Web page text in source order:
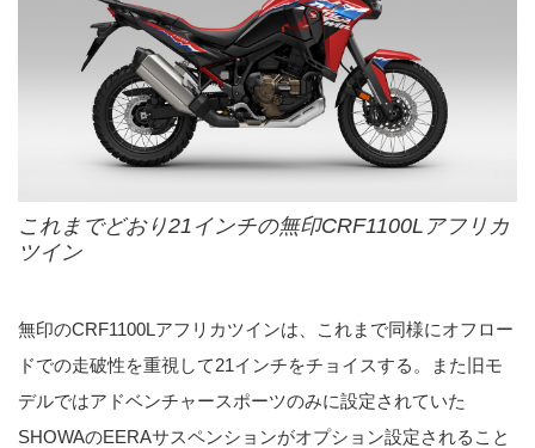
これまでどおり21インチの無印CRF1100Lアフリカ
ツイン
無印のCRF1100Lアフリカツインは、これまで同様にオフロー
ドでの走破性を重視して21インチをチョイスする。また旧モ
デルではアドベンチャースポーツのみに設定されていた
SHOWAのEERAサスペンションがオプション設定されること